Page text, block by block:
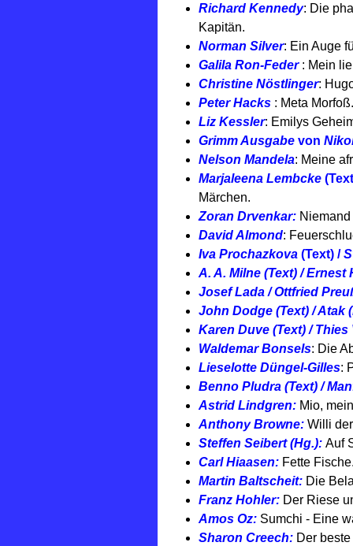
Richard Kennedy: Die
Kapitän.
Norman Silver: Ein Auge
Galila Ron-Feder : Mein
Christine Nöstlinger:
Peter Hacks : Meta Morfoß.
Liz Kessler: Emilys
Grimm Ausgabe von
Nelson Mandela: Meine
Marjaleena Lembcke
Märchen.
Zoran Drvenkar:
David Almond:
Iva Prochazkova (Text) /
A. A. Milne (Text) /
Josef Lada / Ottfried
John Dodge (Text) / Atak
Karen Duve (Text) /
Waldemar Bonsels: Die
Lieselotte Düngel-Gilles:
Benno Pludra (Text) /
Astrid Lindgren: Mio,
Anthony Browne: Willi
Steffen Seibert (Hg.): Auf
Carl Hiaasen: Fette
Martin Baltscheit: Die
Franz Hohler: Der Riese
Amos Oz: Sumchi - Eine
Sharon Creech: Der